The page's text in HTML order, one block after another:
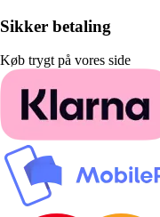
Sikker betaling
Køb trygt på vores side